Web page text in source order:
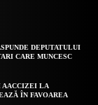
DEPUTATULUI
CARE MUNCESC
AACCIZEI LA
ÎN FAVOAREA